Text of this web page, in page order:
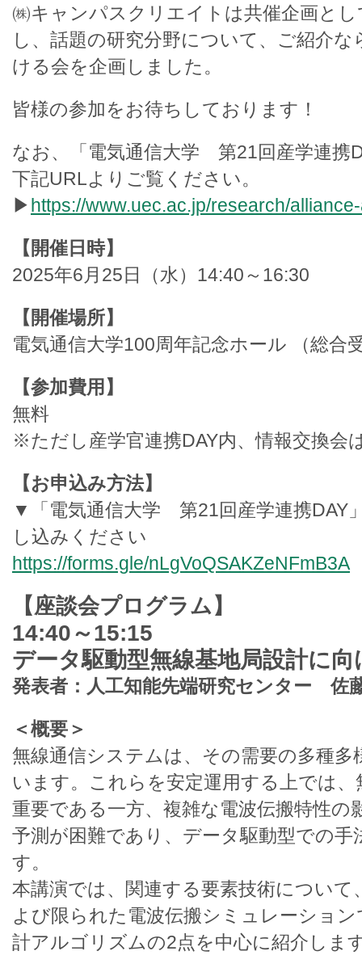
㈱キャンパスクリエイトは共催企画と
し、話題の研究分野について、ご紹介
ける会を企画しました。
皆様の参加をお待ちしております！
なお、「電気通信大学 第21回産学連携
下記URLよりご覧ください。
▶https://www.uec.ac.jp/research/
【開催日時】
2025年6月25日（水）14:40～16:30
【開催場所】
電気通信大学100周年記念ホール （総合
【参加費用】
無料
※ただし産学官連携DAY内、情報交換会
【お申込み方法】
▼「電気通信大学 第21回産学連携DAY
し込みください
https://forms.gle/nLgVoQSAKZeNFmB3A
【座談会プログラム】
14:40～15:15
データ駆動型無線基地局設計に
発表者：人工知能先端研究センター 佐
＜概要＞
無線通信システムは、その需要の多種
います。これらを安定運用する上では
重要である一方、複雑な電波伝搬特性の
予測が困難であり、データ駆動型での
す。
本講演では、関連する要素技術について
よび限られた電波伝搬シミュレーショ
計アルゴリズムの2点を中心に紹介しま